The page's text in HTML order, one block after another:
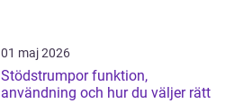
01 maj 2026
Stödstrumpor funktion,
användning och hur du väljer rätt